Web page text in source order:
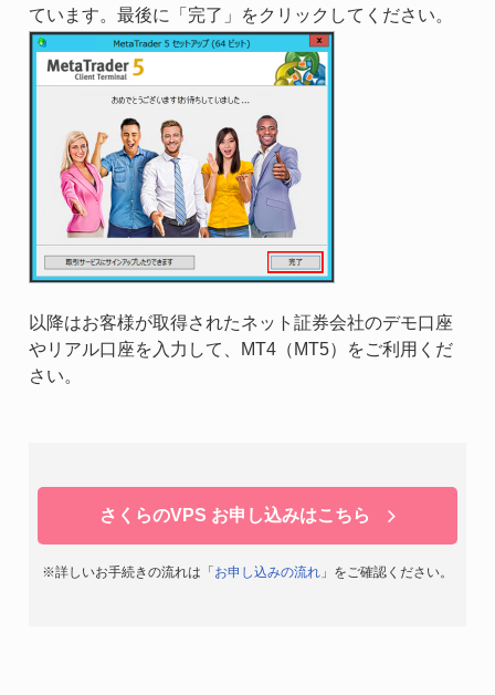
ています。最後に「完了」をクリックしてください。
以降はお客様が取得されたネット証券会社のデモ口座
やリアル口座を入力して、MT4（MT5）をご利用くだ
さい。
さくらのVPS お申し込みはこちら
※詳しいお手続きの流れは「 お申し込みの流れ 」をご確認ください。